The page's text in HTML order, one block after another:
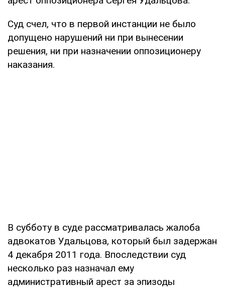
Суд счел, что в первой инстанции не было
допущено нарушений ни при вынесении
решения, ни при назначении оппозиционеру
наказания.
В субботу в суде рассматривалась жалоба
адвокатов Удальцова, который был задержан
4 декабря 2011 года. Впоследствии суд
несколько раз назначал ему
административный арест за эпизоды